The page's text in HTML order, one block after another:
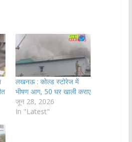
लखनऊ : कोल्ड स्टोरेज में
भीषण आग, 50 घर खाली कराए
जून 28, 2026
In "Latest"